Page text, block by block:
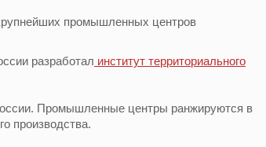
разработал институт территориального
Промышленные центры ранжируются в
производства.